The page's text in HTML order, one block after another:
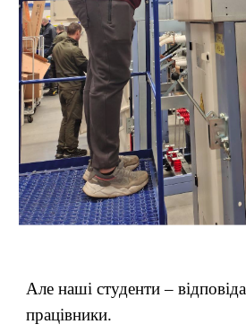
Але наші студенти –
працівники.